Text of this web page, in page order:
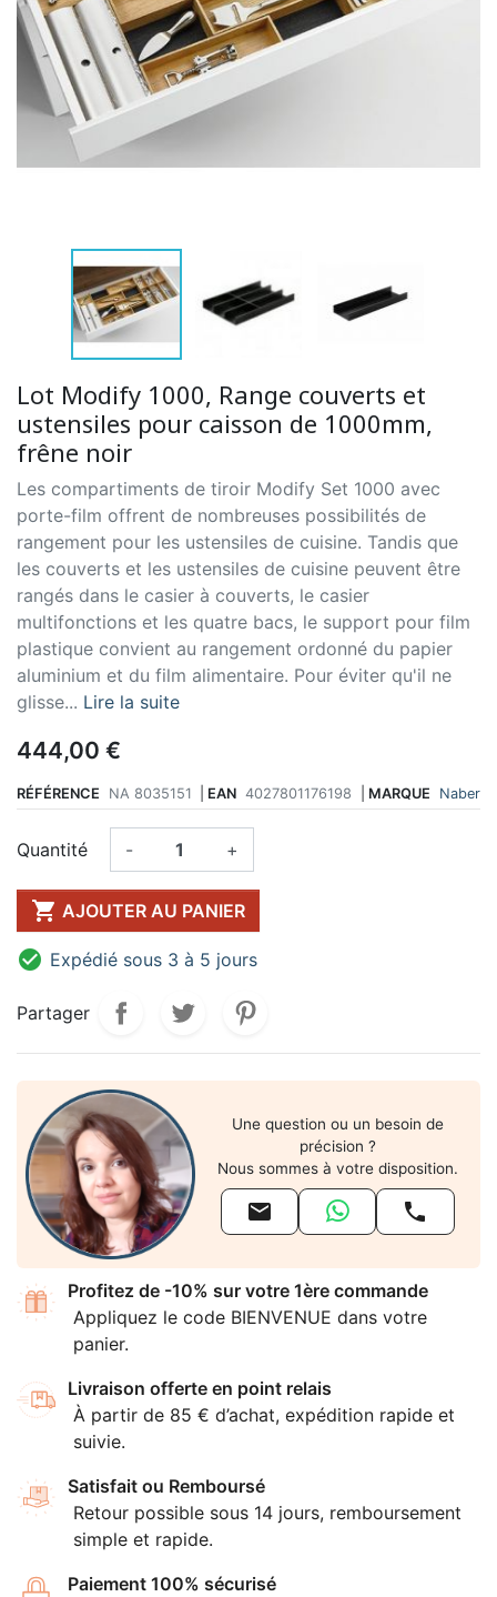
Lot Modify 1000, Range couverts et
ustensiles pour caisson de 1000mm,
frêne noir
Les compartiments de tiroir Modify Set 1000 avec
porte-film offrent de nombreuses possibilités de
rangement pour les ustensiles de cuisine. Tandis que
les couverts et les ustensiles de cuisine peuvent être
rangés dans le casier à couverts, le casier
multifonctions et les quatre bacs, le support pour film
plastique convient au rangement ordonné du papier
aluminium et du film alimentaire. Pour éviter qu'il ne
glisse... Lire la suite
444,00 €
RÉFÉRENCE NA 8035151 EAN 4027801176198 MARQUE Naber
Quantité - +
 AJOUTER AU PANIER
 Expédié sous 3 à 5 jours
Partager
Une question ou un besoin de
précision ?
Nous sommes à votre disposition.
 
Profitez de -10% sur votre 1ère commande
Appliquez le code BIENVENUE dans votre
panier.
Livraison offerte en point relais
À partir de 85 € d’achat, expédition rapide et
suivie.
Satisfait ou Remboursé
Retour possible sous 14 jours, remboursement
simple et rapide.
Paiement 100% sécurisé